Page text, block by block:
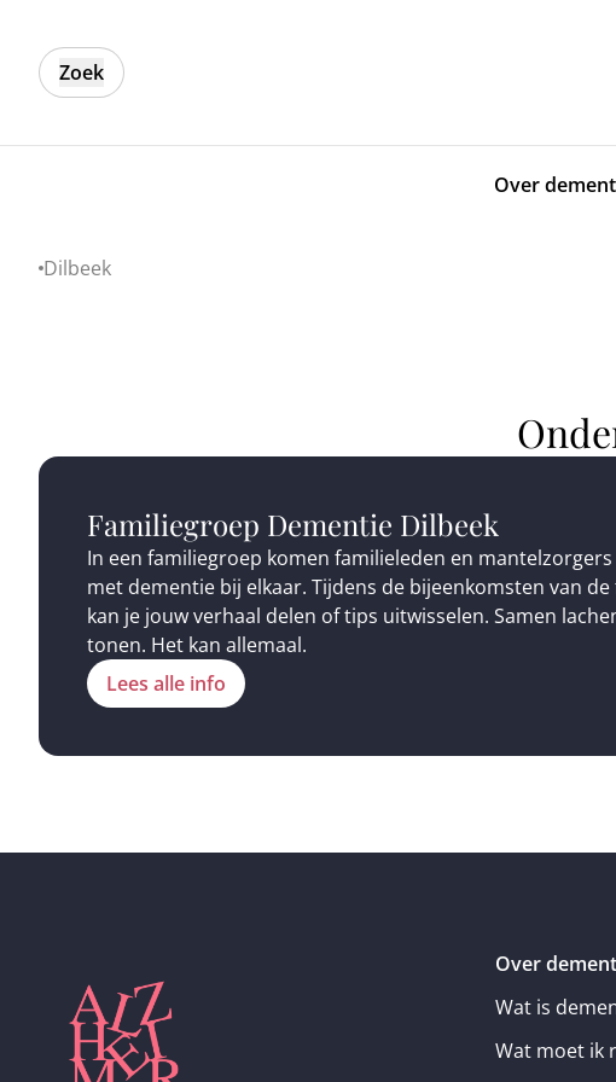
Zoek
Over
Home
Dilbeek
Familiegroep Dementie Dilbeek
In een familiegroep komen familieleden en
met dementie bij elkaar. Tijdens de bijeenkomsten van
kan je jouw verhaal delen of tips uitwisselen. Samen
tonen. Het kan allemaal.
Lees alle info
Over
Wat is
Wat moet ik